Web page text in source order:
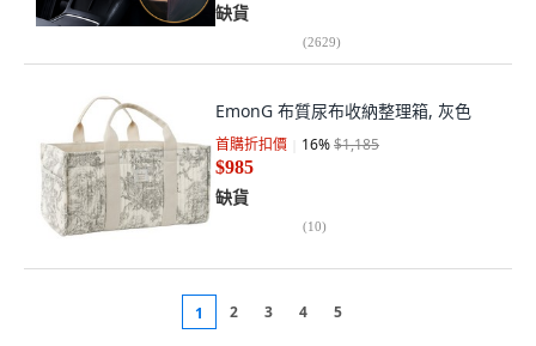
缺貨
(2629)
EmonG 布質尿布收納整理箱, 灰色
首購折扣價 16%$1,185
$985
缺貨
(10)
1 2 3 4 5